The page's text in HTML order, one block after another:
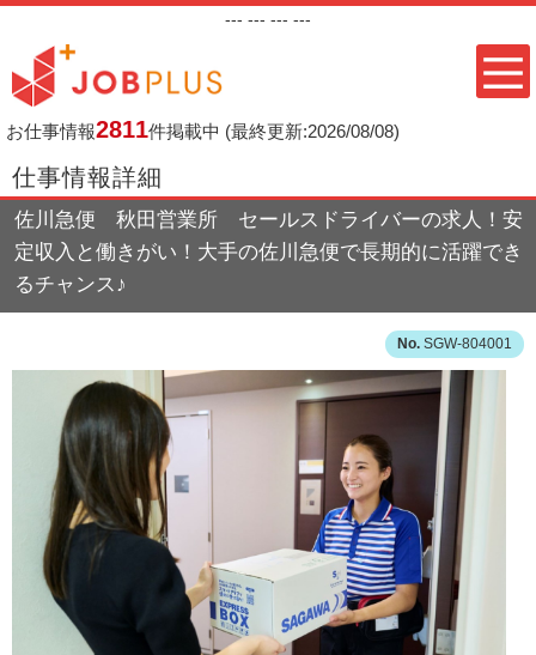
--- --- --- ---
お仕事情報2811件掲載中 (最終更新:2026/08/08)
仕事情報詳細
佐川急便 秋田営業所 セールスドライバーの求人！安
定収入と働きがい！大手の佐川急便で長期的に活躍でき
るチャンス♪
SGW-804001